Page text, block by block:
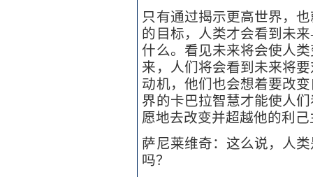
只有通过揭示更高世界，
的目标，人类才会看到未
什么。看见未来将会使人
来，人们将会看到未来将
动机，他们也会想着要改
界的卡巴拉智慧才能使人
愿地去改变并超越他的利
萨尼莱维奇：这么说，人
吗？